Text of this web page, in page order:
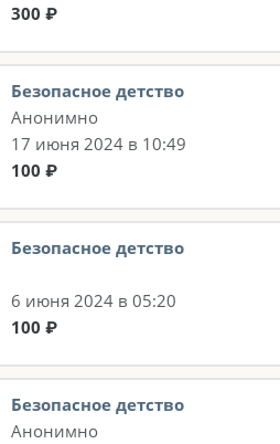
300 ₽
Безопасное детство
Анонимно
17 июня 2024 в 10:49
100 ₽
Безопасное детство
6 июня 2024 в 05:20
100 ₽
Безопасное детство
Анонимно